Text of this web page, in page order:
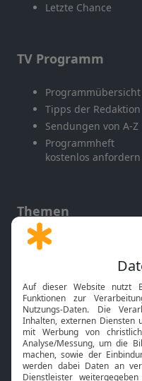
Letzte Chance
TV Programm
Programmübersicht
Tipps der Redaktion
Sendungen von A-Z
Programmheft
kostenlos anfordern
Themen
Gott und Bibel erklärt
Neuigkeiten